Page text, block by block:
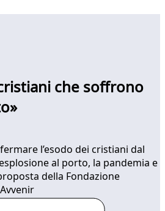
che soffrono
l’esodo dei cristiani dal
al porto, la pandemia e
della Fondazione